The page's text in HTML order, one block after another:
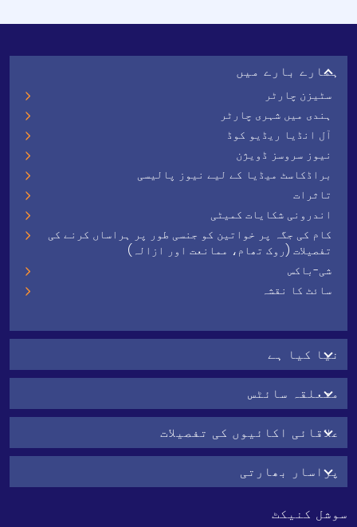
ہمارے بارے میں
سٹیزن چارٹر
ہندی میں شہری چارٹر
آل انڈیا ریڈیو کوڈ
نیوز سروسز ڈویژن
براڈکاسٹ میڈیا کے لیے نیوز پالیسی
تاثرات
اندرونی شکایات کمیٹی
کام کی جگہ پر خواتین کو جنسی طور پر ہراساں کرنے کی
تفصیلات (روک تھام، ممانعت اور ازالہ)
شی-باکس
سائٹ کا نقشہ
نیا کیا ہے
متعلقہ سائٹس
علاقائی اکائیوں کی تفصیلات
پراسار بھارتی
سوشل کنیکٹ